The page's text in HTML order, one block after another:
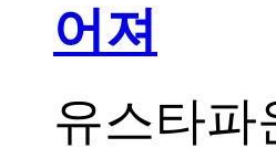
어져
유스타파